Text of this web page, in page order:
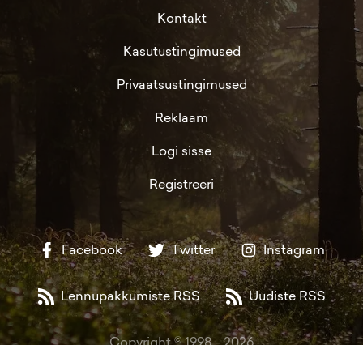
Kontakt
Kasutustingimused
Privaatsustingimused
Reklaam
Logi sisse
Registreeri
Facebook Twitter Instagram
Lennupakkumiste RSS Uudiste RSS